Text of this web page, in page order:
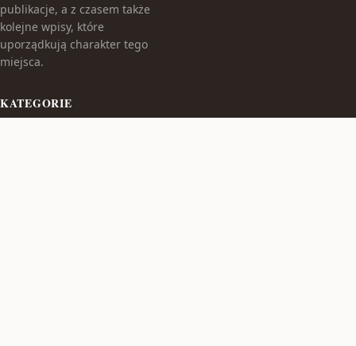
publikacje, a z czasem także
kolejne wpisy, które
uporządkują charakter tego
miejsca.
KATEGORIE